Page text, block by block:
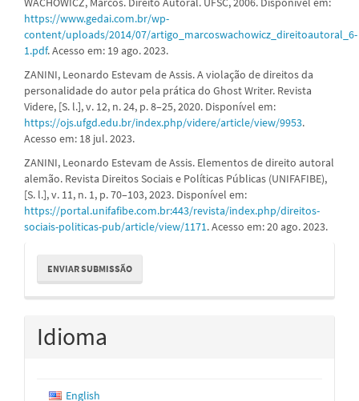
https://www.gedai.com.br/wp-
content/uploads/2014/07/artigo_marcoswachowicz_direitoautoral_6-
1.pdf. Acesso em: 19 ago. 2023.
ZANINI, Leonardo Estevam de Assis. A violação de direitos da
personalidade do autor pela prática do Ghost Writer. Revista
Videre, [S. l.], v. 12, n. 24, p. 8–25, 2020. Disponível em:
https://ojs.ufgd.edu.br/index.php/videre/article/view/9953.
Acesso em: 18 jul. 2023.
ZANINI, Leonardo Estevam de Assis. Elementos de direito autoral
alemão. Revista Direitos Sociais e Políticas Públicas (UNIFAFIBE),
[S. l.], v. 11, n. 1, p. 70–103, 2023. Disponível em:
https://portal.unifafibe.com.br:443/revista/index.php/direitos-
sociais-politicas-pub/article/view/1171. Acesso em: 20 ago. 2023.
Enviar
Submissão
ENVIAR SUBMISSÃO
Idioma
English